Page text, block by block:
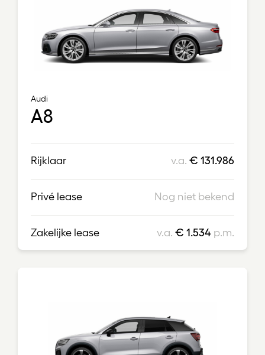
Audi
A8
Rijklaar v.a.€ 131.986
Privé lease Nog niet bekend
Zakelijke lease v.a.€ 1.534 p.m.